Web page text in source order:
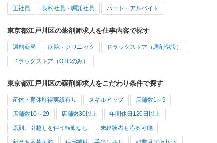
正社員 契約社員・嘱託社員 パート・アルバイト
東京都江戸川区の薬剤師求人を仕事内容で探す
調剤薬局 病院・クリニック ドラッグストア（調剤併設）
ドラッグストア（OTCのみ）
東京都江戸川区の薬剤師求人をこだわり条件で探す
産休・育休取得実績有り スキルアップ 店舗数1～9
店舗数10～29 店舗数30以上 年間休日120日以上
原則、引越しを伴う転勤なし 未経験者も応募可能